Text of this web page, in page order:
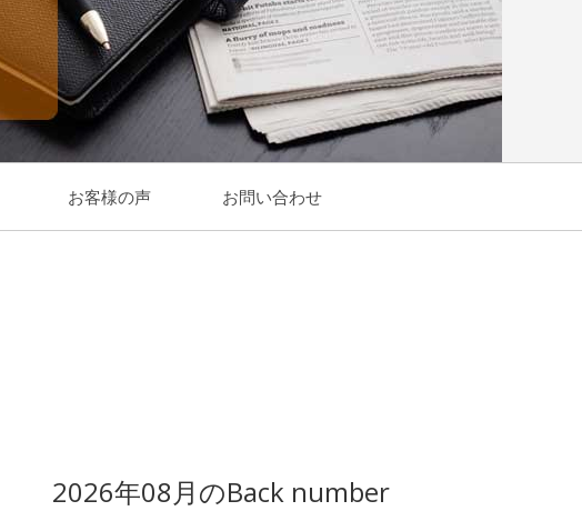
お客様の声 お問い合わせ
2026年08月のBack number